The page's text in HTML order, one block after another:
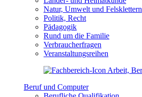
Natur, Umwelt und Felsklettern
Politik, Recht
Pädagogik
Rund um die Familie
Verbraucherfragen
Veranstaltungsreihen
Beruf und Computer